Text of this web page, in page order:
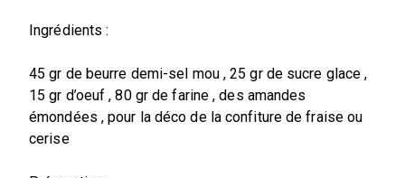
Ingrédients :
45 gr de beurre demi-sel mou , 25 gr de sucre glace ,
15 gr d’oeuf , 80 gr de farine , des amandes
émondées , pour la déco de la confiture de fraise ou
cerise